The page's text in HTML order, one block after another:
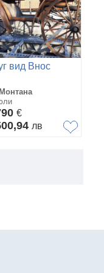
вид Внос
€
лв